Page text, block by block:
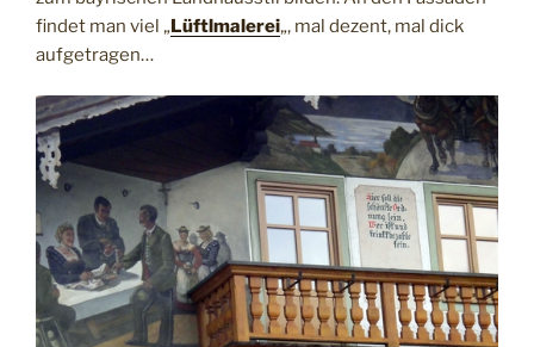
findet man viel „Lüftlmalerei„, mal dezent, mal dick
aufgetragen…